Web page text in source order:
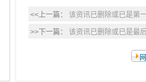
<<上一篇： 该资讯已删除或已是第
>>下一篇： 该资讯已删除或已是最